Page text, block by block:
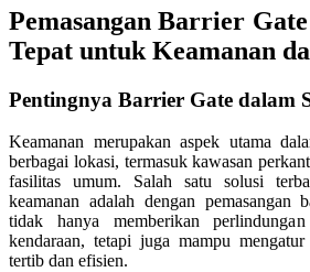
Pemasangan Barrier
Tepat untuk Keamanan
Pentingnya Barrier Gate dalam
Keamanan merupakan aspek utama
berbagai lokasi, termasuk kawasan
fasilitas umum. Salah satu solusi
keamanan adalah dengan pemasangan
tidak hanya memberikan
kendaraan, tetapi juga mampu
tertib dan efisien.